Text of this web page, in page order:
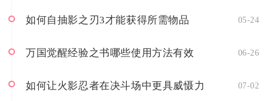
如何自抽影之刃3才能获得所需物品 05-24
万国觉醒经验之书哪些使用方法有效 06-26
如何让火影忍者在决斗场中更具威慑力 07-02